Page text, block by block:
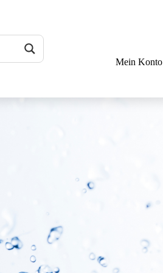
Mein Konto